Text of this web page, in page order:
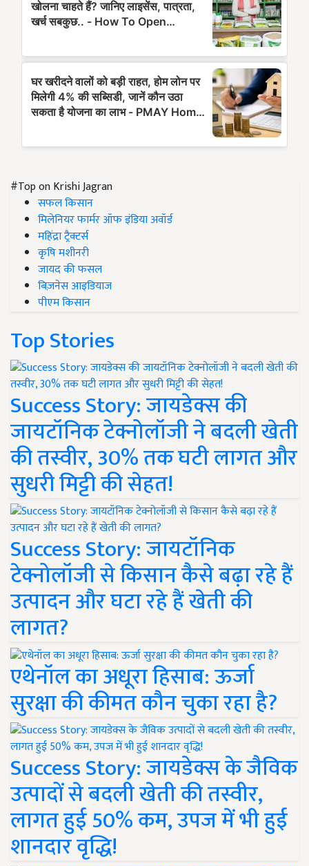
#Top on Krishi Jagran
सफल किसान
मिलेनियर फार्मर ऑफ इंडिया अवॉर्ड
महिंद्रा ट्रैक्टर्स
कृषि मशीनरी
जायद की फसल
बिज़नेस आइडियाज
पीएम किसान
Top Stories
Success Story: जायडेक्स की
जायटॉनिक टेक्नोलॉजी ने बदली खेती
की तस्वीर, 30% तक घटी लागत और
सुधरी मिट्टी की सेहत!
Success Story: जायटॉनिक
टेक्नोलॉजी से किसान कैसे बढ़ा रहे हैं
उत्पादन और घटा रहे हैं खेती की
लागत?
एथेनॉल का अधूरा हिसाब: ऊर्जा
सुरक्षा की कीमत कौन चुका रहा है?
Success Story: जायडेक्स के जैविक
उत्पादों से बदली खेती की तस्वीर,
लागत हुई 50% कम, उपज में भी हुई
शानदार वृद्धि!